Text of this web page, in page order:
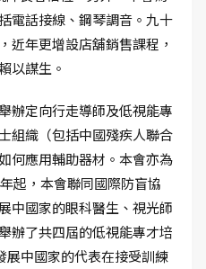
電話接線、鋼琴調音。九十
近年更增設店舖銷售課程，
以謀生。
辦定向行走導師及低視能專
組織（包括中國殘疾人聯合
何應用輔助器材。本會亦為
起，本會聯同國際防盲協
中國家的眼科醫生、視光師
辦了共四屆的低視能專才培
展中國家的代表在接受訓練